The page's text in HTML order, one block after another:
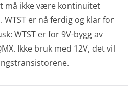
må ikke være kontinuitet
WTST er nå ferdig og klar for
WTST er for 9V-bygg av
Ikke bruk med 12V, det vil